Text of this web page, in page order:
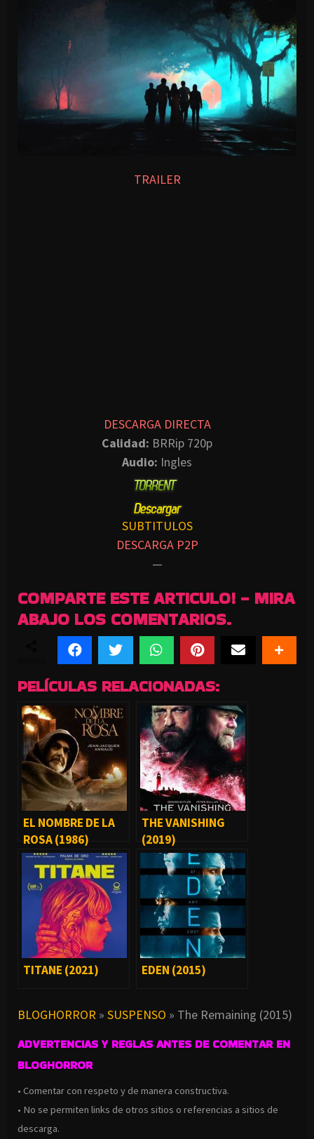
TRAILER
DESCARGA DIRECTA
Calidad: BRRip 720p
Audio: Ingles
SUBTITULOS
DESCARGA P2P
—
COMPARTE ESTE ARTICULO! - MIRA
ABAJO LOS COMENTARIOS.
PELÍCULAS RELACIONADAS:
EL NOMBRE DE LA
ROSA (1986)
THE VANISHING
(2019)
TITANE (2021) EDEN (2015)
BLOGHORROR » SUSPENSO » The Remaining (2015)
ADVERTENCIAS Y REGLAS ANTES DE COMENTAR EN
BLOGHORROR
• Comentar con respeto y de manera constructiva.
• No se permiten links de otros sitios o referencias a sitios de
descarga.